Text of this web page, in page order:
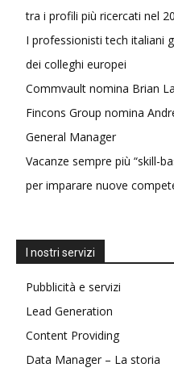
tra i profili più ricercati nel
I professionisti tech italiani
dei colleghi europei
Commvault nomina Brian
Fincons Group nomina
General Manager
Vacanze sempre più “skill-
per imparare nuove
I nostri servizi
Pubblicità e servizi
Lead Generation
Content Providing
Data Manager – La storia